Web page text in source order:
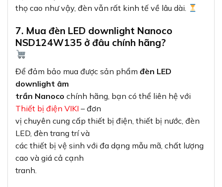
thọ cao như vậy, đèn vẫn rất kinh tế về lâu dài.
7. Mua đèn LED downlight Nanoco
NSD124W135 ở đâu chính hãng?
Để đảm bảo mua được sản phẩm đèn LED
downlight âm
trần Nanoco chính hãng, bạn có thể liên hệ với
Thiết bị điện VIKI – đơn
vị chuyên cung cấp thiết bị điện, thiết bị nước, đèn
LED, đèn trang trí và
các thiết bị vệ sinh với đa dạng mẫu mã, chất lượng
cao và giá cả cạnh
tranh.